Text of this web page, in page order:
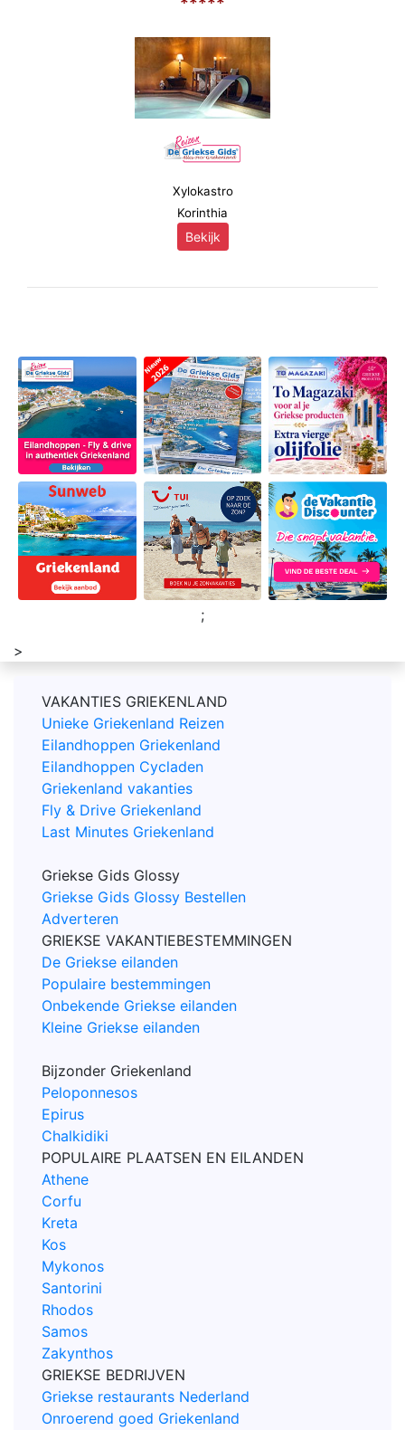
Xylokastro
Korinthia
Bekijk
;
>
VAKANTIES GRIEKENLAND
Unieke Griekenland Reizen
Eilandhoppen Griekenland
Eilandhoppen Cycladen
Griekenland vakanties
Fly & Drive Griekenland
Last Minutes Griekenland
Griekse Gids Glossy
Griekse Gids Glossy Bestellen
Adverteren
GRIEKSE VAKANTIEBESTEMMINGEN
De Griekse eilanden
Populaire bestemmingen
Onbekende Griekse eilanden
Kleine Griekse eilanden
Bijzonder Griekenland
Peloponnesos
Epirus
Chalkidiki
POPULAIRE PLAATSEN EN EILANDEN
Athene
Corfu
Kreta
Kos
Mykonos
Santorini
Rhodos
Samos
Zakynthos
GRIEKSE BEDRIJVEN
Griekse restaurants Nederland
Onroerend goed Griekenland